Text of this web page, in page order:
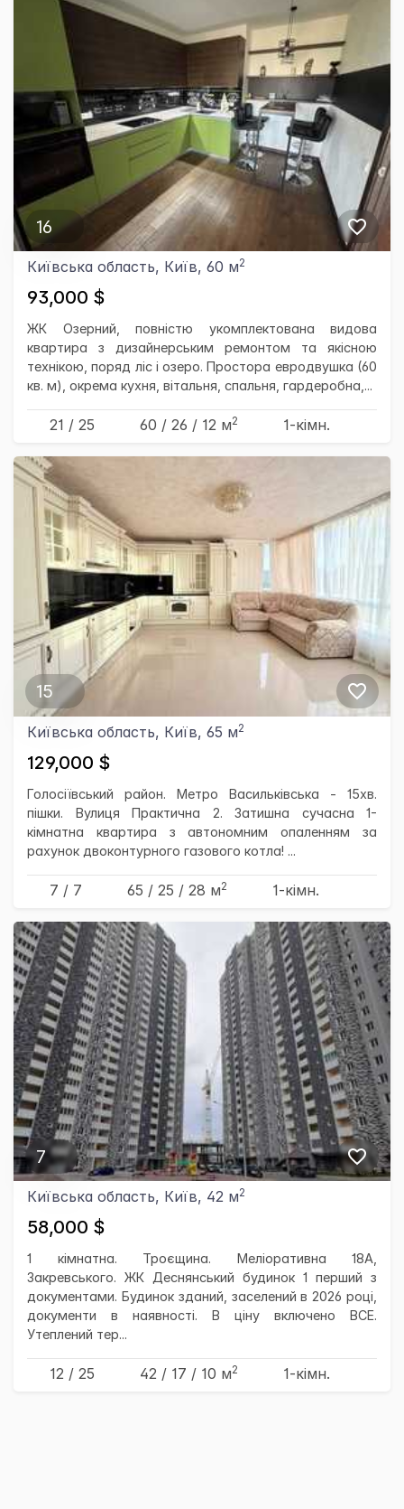
16
Київська область, Київ, 60 м2
93,000 $
ЖК Озерний, повністю укомплектована видова
квартира з дизайнерським ремонтом та якісною
технікою, поряд ліс і озеро. Простора евродвушка (60
кв. м), окрема кухня, вітальня, спальня, гардеробна,...
21 / 25 60 / 26 / 12 м2 1-кімн.
15
Київська область, Київ, 65 м2
129,000 $
Голосіївський район. Метро Васильківська - 15хв.
пішки. Вулиця Практична 2. Затишна сучасна 1-
кімнатна квартира з автономним опаленням за
рахунок двоконтурного газового котла! ...
7 / 7 65 / 25 / 28 м2 1-кімн.
7
Київська область, Київ, 42 м2
58,000 $
1 кімнатна. Троєщина. Меліоративна 18А,
Закревського. ЖК Деснянський будинок 1 перший з
документами. Будинок зданий, заселений в 2026 році,
документи в наявності. В ціну включено ВСЕ.
Утеплений тер...
12 / 25 42 / 17 / 10 м2 1-кімн.